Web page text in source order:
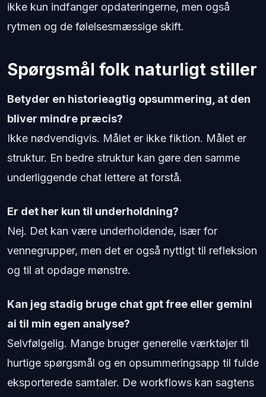
ikke kun indfanger opdateringerne, men også
rytmen og de følelsesmæssige skift.
Spørgsmål folk naturligt stiller
Betyder en historieagtig opsummering, at den
bliver mindre præcis?
Ikke nødvendigvis. Målet er ikke fiktion. Målet er
struktur. En bedre struktur kan gøre den samme
underliggende chat lettere at forstå.
Er det her kun til underholdning?
Nej. Det kan være underholdende, især for
vennegrupper, men det er også nyttigt til refleksion
og til at opdage mønstre.
Kan jeg stadig bruge chat gpt free eller gemini
ai til min egen analyse?
Selvfølgelig. Mange bruger generelle værktøjer til
hurtige spørgsmål og en opsummeringsapp til fulde
eksporterede samtaler. De workflows kan sagtens